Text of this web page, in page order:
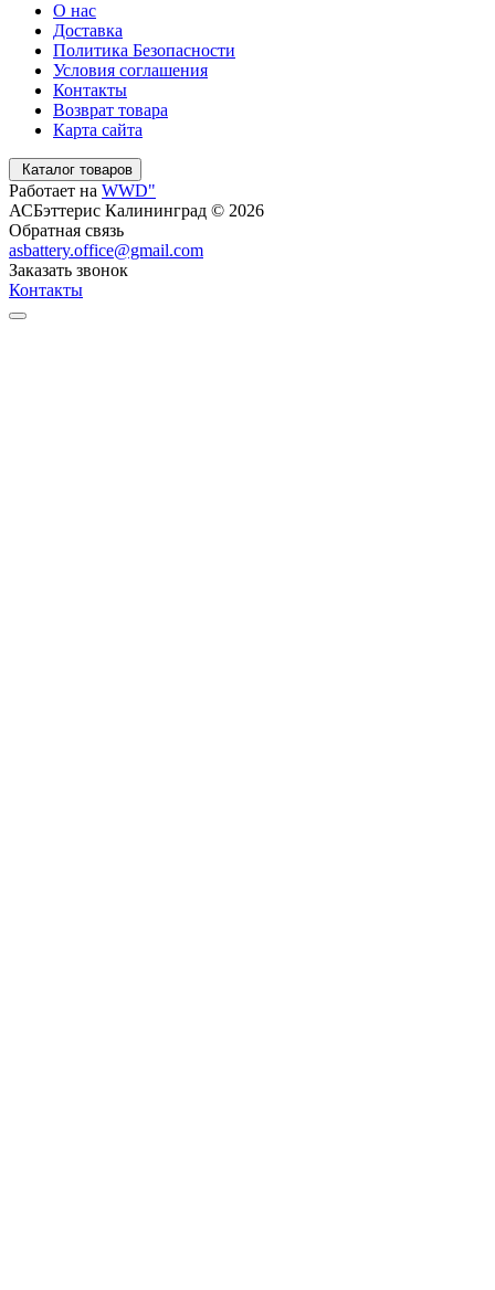
О нас
Доставка
Политика Безопасности
Условия соглашения
Контакты
Возврат товара
Карта сайта
Каталог товаров
Работает на WWD"
АСБэттерис Калининград © 2026
Обратная связь
asbattery.office@gmail.com
Заказать звонок
Контакты